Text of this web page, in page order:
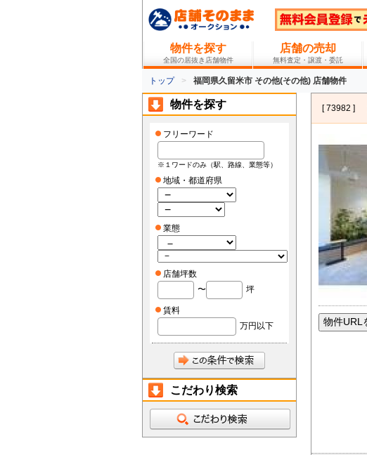
物件を探す
全国の居抜き店舗物件
店舗の売却
無料査定・譲渡・委託
トップ 福岡県久留米市 その他(その他) 店舗物件
[ 73982 ]
物件を探す
フリーワード
※１ワードのみ（駅、路線、業態等）
地域・都道府県
業態
店舗坪数
〜
坪
賃料
万円以下
こだわり検索